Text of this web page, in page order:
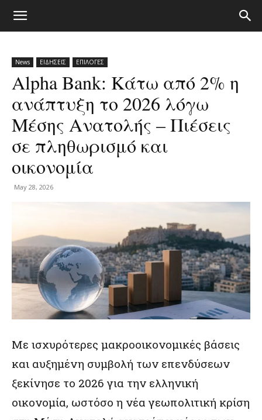
News ΕΙΔΗΣΕΙΣ ΕΠΙΛΟΓΕΣ
Alpha Bank: Κάτω από 2% η
ανάπτυξη το 2026 λόγω
Μέσης Ανατολής – Πιέσεις
σε πληθωρισμό και
οικονομία
May 28, 2026
Με ισχυρότερες μακροοικονομικές βάσεις
και αυξημένη συμβολή των επενδύσεων
ξεκίνησε το 2026 για την ελληνική
οικονομία, ωστόσο η νέα γεωπολιτική κρίση